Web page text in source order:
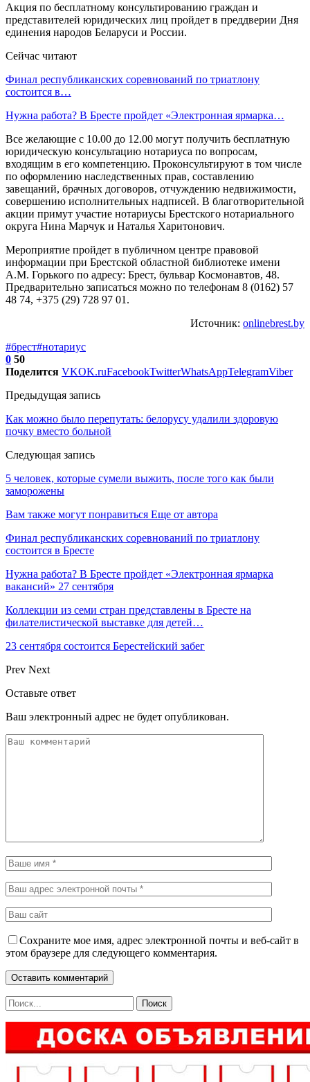
Акция по бесплатному консультированию граждан и
представителей юридических лиц пройдет в преддверии Дня
единения народов Беларуси и России.
Сейчас читают
Финал республиканских соревнований по триатлону
состоится в…
Нужна работа? В Бресте пройдет «Электронная ярмарка…
Все желающие с 10.00 до 12.00 могут получить бесплатную
юридическую консультацию нотариуса по вопросам,
входящим в его компетенцию. Проконсультируют в том числе
по оформлению наследственных прав, составлению
завещаний, брачных договоров, отчуждению недвижимости,
совершению исполнительных надписей. В благотворительной
акции примут участие нотариусы Брестского нотариального
округа Нина Марчук и Наталья Харитонович.
Мероприятие пройдет в публичном центре правовой
информации при Брестской областной библиотеке имени
А.М. Горького по адресу: Брест, бульвар Космонавтов, 48.
Предварительно записаться можно по телефонам 8 (0162) 57
48 74, +375 (29) 728 97 01.
Источник: onlinebrest.by
#брест#нотариус
0 50
Поделится VKOK.ruFacebookTwitterWhatsAppTelegramViber
Предыдущая запись
Как можно было перепутать: белорусу удалили здоровую
почку вместо больной
Следующая запись
5 человек, которые сумели выжить, после того как были
заморожены
Вам также могут понравиться Еще от автора
Финал республиканских соревнований по триатлону
состоится в Бресте
Нужна работа? В Бресте пройдет «Электронная ярмарка
вакансий» 27 сентября
Коллекции из семи стран представлены в Бресте на
филателистической выставке для детей…
23 сентября состоится Берестейский забег
Prev Next
Оставьте ответ
Ваш электронный адрес не будет опубликован.
Сохраните мое имя, адрес электронной почты и веб-сайт в
этом браузере для следующего комментария.